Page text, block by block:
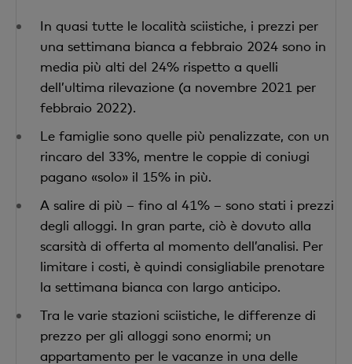
In quasi tutte le località sciistiche, i prezzi per
una settimana bianca a febbraio 2024 sono in
media più alti del 24% rispetto a quelli
dell’ultima rilevazione (a novembre 2021 per
febbraio 2022).
Le famiglie sono quelle più penalizzate, con un
rincaro del 33%, mentre le coppie di coniugi
pagano «solo» il 15% in più.
A salire di più – fino al 41% – sono stati i prezzi
degli alloggi. In gran parte, ciò è dovuto alla
scarsità di offerta al momento dell’analisi. Per
limitare i costi, è quindi consigliabile prenotare
la settimana bianca con largo anticipo.
Tra le varie stazioni sciistiche, le differenze di
prezzo per gli alloggi sono enormi; un
appartamento per le vacanze in una delle